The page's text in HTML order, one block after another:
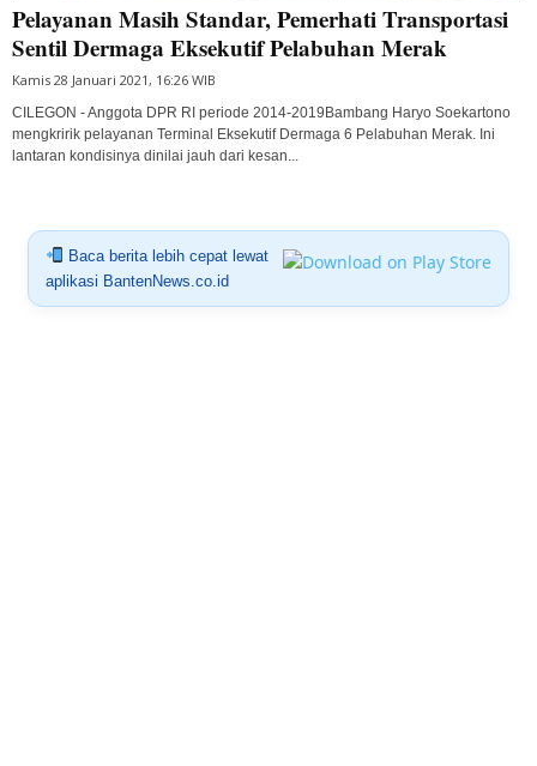
Pelayanan Masih Standar, Pemerhati Transportasi
Sentil Dermaga Eksekutif Pelabuhan Merak
Kamis 28 Januari 2021, 16:26 WIB
CILEGON - Anggota DPR RI periode 2014-2019Bambang Haryo Soekartono
mengkririk pelayanan Terminal Eksekutif Dermaga 6 Pelabuhan Merak. Ini
lantaran kondisinya dinilai jauh dari kesan...
Baca berita lebih cepat lewat
aplikasi BantenNews.co.id